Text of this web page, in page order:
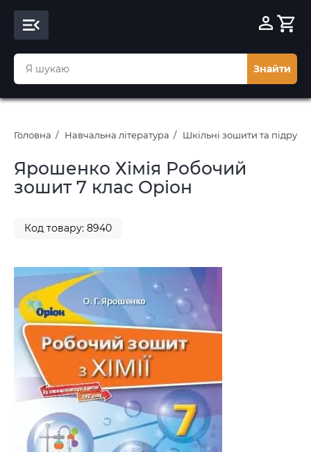
Знайти
Головна Навчальна література Шкільні зошити та
Ярошенко Хімія Робочий
зошит 7 клас Оріон
Код товару: 8940